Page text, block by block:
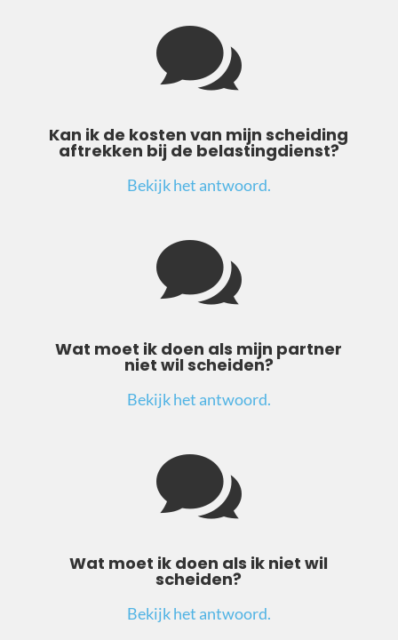

Kan ik de kosten van mijn scheiding
aftrekken bij de belastingdienst?
Bekijk het antwoord.

Wat moet ik doen als mijn partner
niet wil scheiden?
Bekijk het antwoord.

Wat moet ik doen als ik niet wil
scheiden?
Bekijk het antwoord.